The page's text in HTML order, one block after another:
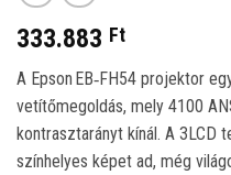
333.883 Ft
A Epson EB‑FH54 projektor
vetítőmegoldás, mely 4100
kontrasztarányt kínál. A 3LCD
színhelyes képet ad, még